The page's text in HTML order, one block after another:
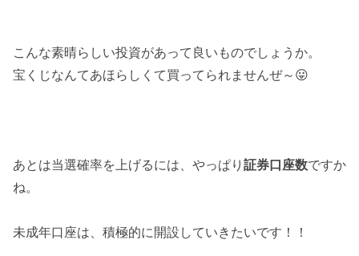
こんな素晴らしい投資があって良いものでしょうか。
宝くじなんてあほらしくて買ってられませんぜ～😛
あとは当選確率を上げるには、やっぱり 証券口座数ですか
ね。
未成年口座は、積極的に開設していきたいです！！